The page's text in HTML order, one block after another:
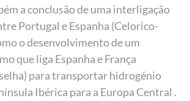
a conclusão de uma interligação
Portugal e Espanha (Celorico-
o desenvolvimento de um
que liga Espanha e França
para transportar hidrogénio
Ibérica para a Europa Central .